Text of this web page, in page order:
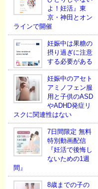
よ！妊活』東
京・神田とオン
ラインで開催
妊娠中は果糖の
摂り過ぎに注意
する必要がある
妊娠中のアセト
アミノフェン服
用と子供のASD
やADHD発症リ
スクに関連性はない
7日間限定 無料
特別動画配信
『妊活で後悔し
ないための1週
間』
8歳までの子の